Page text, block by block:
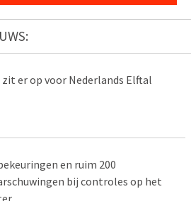
zit er op voor Nederlands Elftal
en ruim 200
bij controles op het